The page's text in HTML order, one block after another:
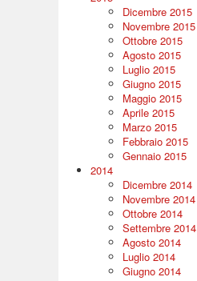
Dicembre 2015
Novembre 2015
Ottobre 2015
Agosto 2015
Luglio 2015
Giugno 2015
Maggio 2015
Aprile 2015
Marzo 2015
Febbraio 2015
Gennaio 2015
2014
Dicembre 2014
Novembre 2014
Ottobre 2014
Settembre 2014
Agosto 2014
Luglio 2014
Giugno 2014